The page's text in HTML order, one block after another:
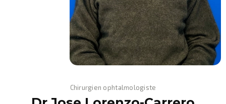
Chirurgien ophtalmologiste